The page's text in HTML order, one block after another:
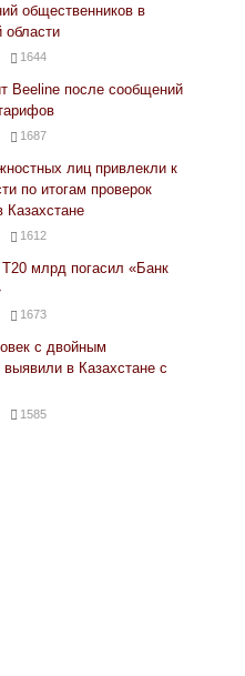
общественников в
области
1644
Beeline после сообщений
1687
лиц привлекли к
по итогам проверок
Казахстане
1612
млрд погасил «Банк
1673
с двойным
в Казахстане с
1585